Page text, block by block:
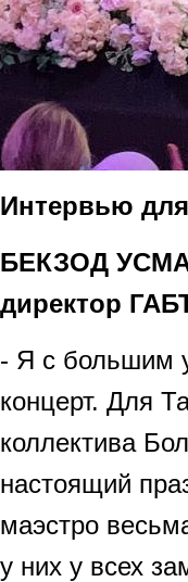
Интервью для
БЕКЗОД
директор
- Я с большим
концерт. Для
коллектива
настоящий
маэстро
у них у всех